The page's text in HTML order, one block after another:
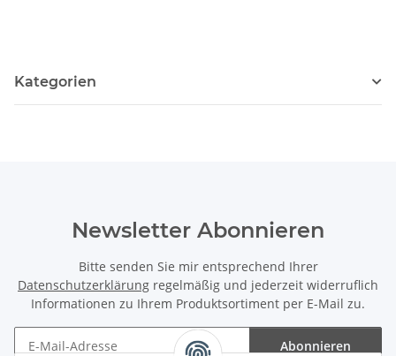
Kategorien
Newsletter Abonnieren
Bitte senden Sie mir entsprechend Ihrer
Datenschutzerklärung regelmäßig und jederzeit widerruflich
Informationen zu Ihrem Produktsortiment per E-Mail zu.
Abonnieren